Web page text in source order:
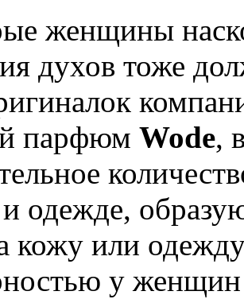
женщины
духов тоже
парфюм Wode,
одежде,
кожу или
у женщин